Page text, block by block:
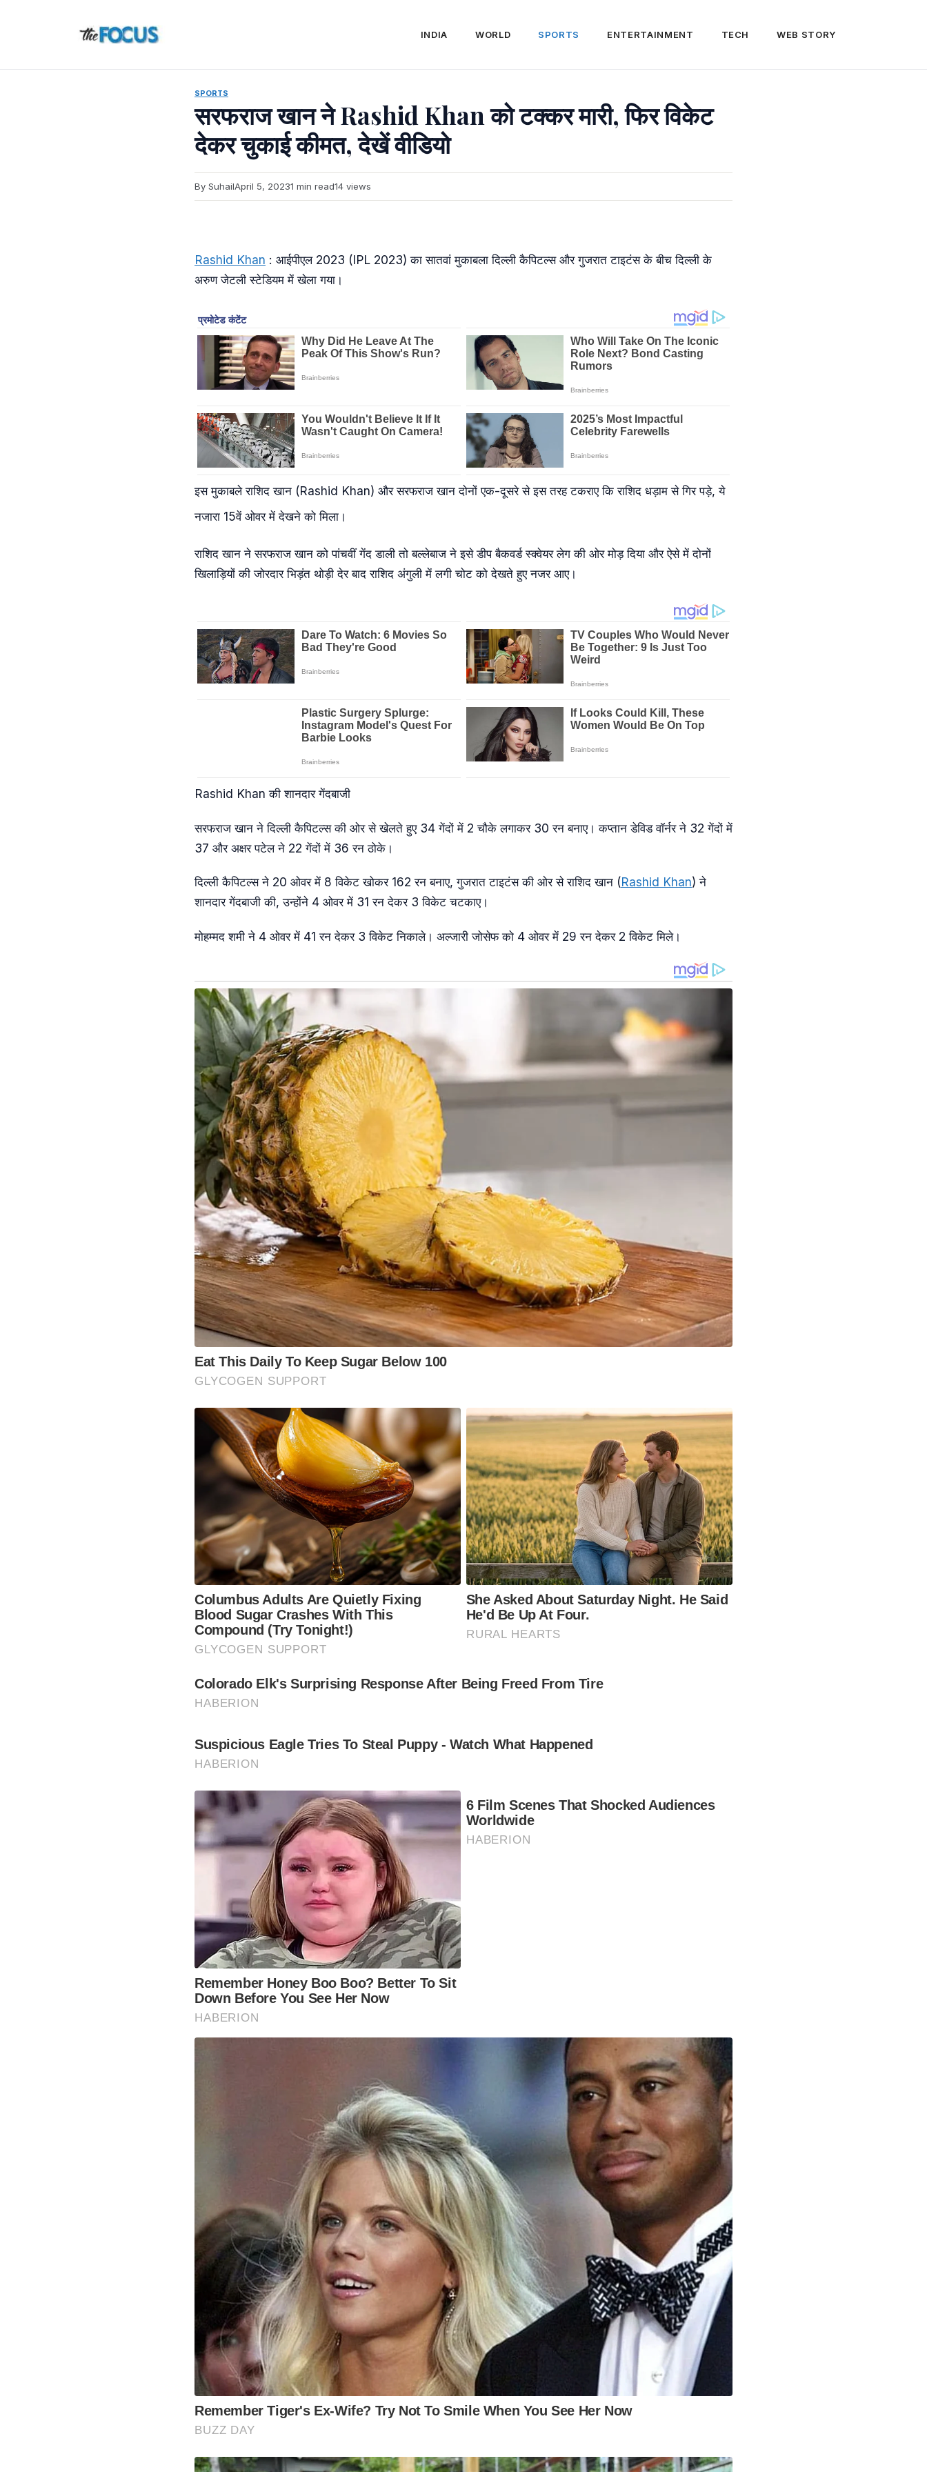
INDIA WORLD SPORTS ENTERTAINMENT TECH WEB STORY
SPORTS
सरफराज खान ने Rashid Khan को टक्कर मारी, फिर विकेट
देकर चुकाई कीमत, देखें वीडियो
By SuhailApril 5, 20231 min read14 views
Rashid Khan : आईपीएल 2023 (IPL 2023) का सातवां मुकाबला दिल्ली कैपिटल्स और गुजरात टाइटंस के बीच दिल्ली के
अरुण जेटली स्टेडियम में खेला गया।
इस मुकाबले राशिद खान (Rashid Khan) और सरफराज खान दोनों एक-दूसरे से इस तरह टकराए कि राशिद धड़ाम से गिर पड़े, ये
नजारा 15वें ओवर में देखने को मिला।
राशिद खान ने सरफराज खान को पांचवीं गेंद डाली तो बल्लेबाज ने इसे डीप बैकवर्ड स्क्वेयर लेग की ओर मोड़ दिया और ऐसे में दोनों
खिलाड़ियों की जोरदार भिड़ंत थोड़ी देर बाद राशिद अंगुली में लगी चोट को देखते हुए नजर आए।
Rashid Khan की शानदार गेंदबाजी
सरफराज खान ने दिल्ली कैपिटल्स की ओर से खेलते हुए 34 गेंदों में 2 चौके लगाकर 30 रन बनाए। कप्तान डेविड वॉर्नर ने 32 गेंदों में
37 और अक्षर पटेल ने 22 गेंदों में 36 रन ठोके।
दिल्ली कैपिटल्स ने 20 ओवर में 8 विकेट खोकर 162 रन बनाए, गुजरात टाइटंस की ओर से राशिद खान (Rashid Khan) ने
शानदार गेंदबाजी की, उन्होंने 4 ओवर में 31 रन देकर 3 विकेट चटकाए।
मोहम्मद शमी ने 4 ओवर में 41 रन देकर 3 विकेट निकाले। अल्जारी जोसेफ को 4 ओवर में 29 रन देकर 2 विकेट मिले।